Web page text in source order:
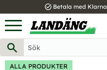
Meny
task_alt Betala med Klarna
ALLA PRODUKTER